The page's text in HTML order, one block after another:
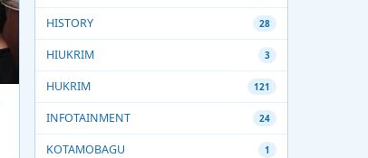
HISTORY 28
HIUKRIM 3
HUKRIM 121
INFOTAINMENT 24
KOTAMOBAGU 1